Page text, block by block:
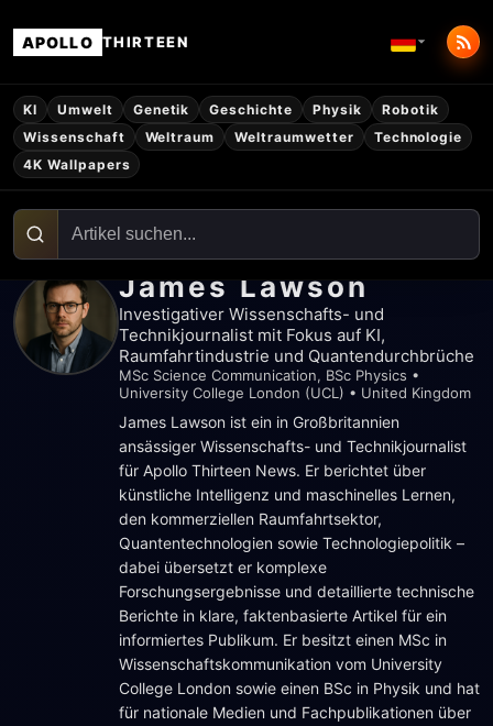
APOLLO THIRTEEN
KI Umwelt Genetik Geschichte Physik
Robotik
Wissenschaft
Weltraum Weltraumwetter
Technologie
4K Wallpapers
James Lawson
Investigativer Wissenschafts- und
Technikjournalist mit Fokus auf KI,
Raumfahrtindustrie und Quantendurchbrüche
MSc Science Communication, BSc Physics •
University College London (UCL) • United Kingdom
James Lawson ist ein in Großbritannien
ansässiger Wissenschafts- und Technikjournalist
für Apollo Thirteen News. Er berichtet über
künstliche Intelligenz und maschinelles Lernen,
den kommerziellen Raumfahrtsektor,
Quantentechnologien sowie Technologiepolitik –
dabei übersetzt er komplexe
Forschungsergebnisse und detaillierte technische
Berichte in klare, faktenbasierte Artikel für ein
informiertes Publikum. Er besitzt einen MSc in
Wissenschaftskommunikation vom University
College London sowie einen BSc in Physik und hat
für nationale Medien und Fachpublikationen über